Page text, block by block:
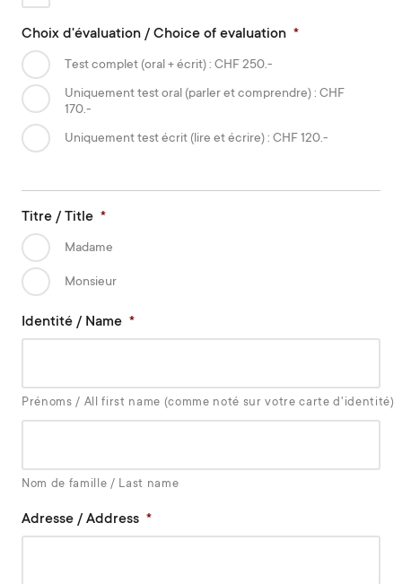
Choix d'évaluation / Choice of evaluation *
Test complet (oral + écrit) : CHF 250.-
Uniquement test oral (parler et comprendre) : CHF
170.-
Uniquement test écrit (lire et écrire) : CHF 120.-
Titre / Title *
Madame
Monsieur
Identité / Name *
Prénoms / All first name (comme noté sur votre carte d'identité)
Nom de famille / Last name
Adresse / Address *